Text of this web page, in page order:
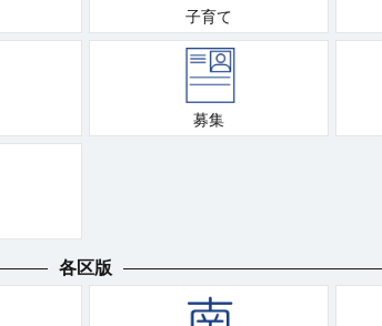
子育て
募集
各区版